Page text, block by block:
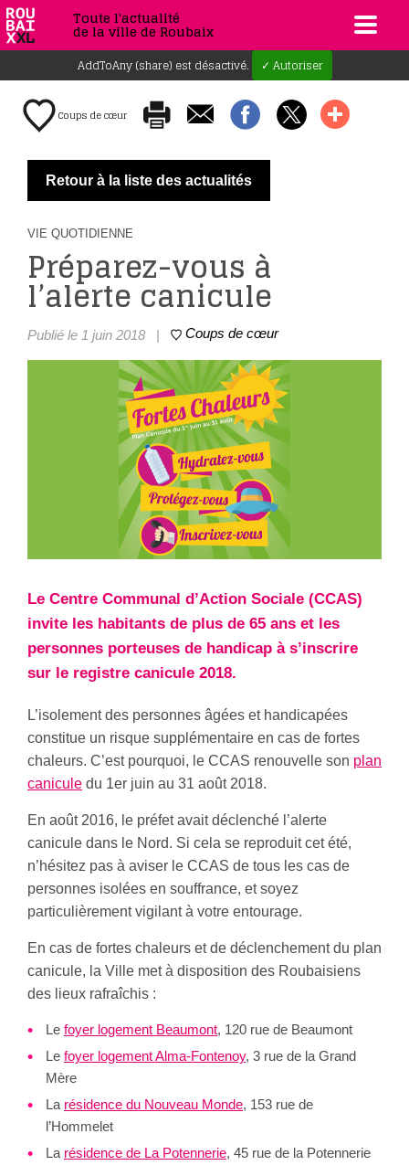
Toute l'actualité
de la ville de Roubaix
AddToAny (share) est désactivé. ✓ Autoriser
Coups de cœur
Retour à la liste des actualités
VIE QUOTIDIENNE
Préparez-vous à
l’alerte canicule
Publié le 1 juin 2018 | Coups de cœur
Le Centre Communal d’Action Sociale (CCAS)
invite les habitants de plus de 65 ans et les
personnes porteuses de handicap à s’inscrire
sur le registre canicule 2018.
L’isolement des personnes âgées et handicapées
constitue un risque supplémentaire en cas de fortes
chaleurs. C’est pourquoi, le CCAS renouvelle son plan
canicule du 1er juin au 31 août 2018.
En août 2016, le préfet avait déclenché l’alerte
canicule dans le Nord. Si cela se reproduit cet été,
n’hésitez pas à aviser le CCAS de tous les cas de
personnes isolées en souffrance, et soyez
particulièrement vigilant à votre entourage.
En cas de fortes chaleurs et de déclenchement du plan
canicule, la Ville met à disposition des Roubaisiens
des lieux rafraîchis :
Le foyer logement Beaumont, 120 rue de Beaumont
Le foyer logement Alma-Fontenoy, 3 rue de la Grand
Mère
La résidence du Nouveau Monde, 153 rue de
l’Hommelet
La résidence de La Potennerie, 45 rue de la Potennerie